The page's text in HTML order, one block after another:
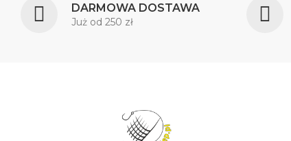
DARMOWA DOSTAWA
Już od 250 zł